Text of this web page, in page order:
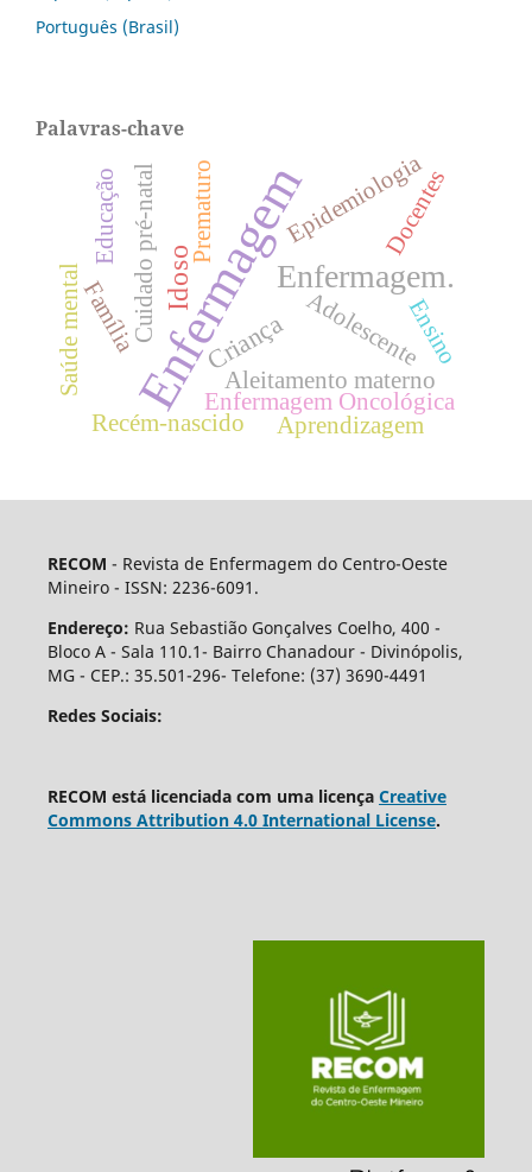
Português (Brasil)
Palavras-chave
EnfermagemEnfermagem.
Idoso
Criança
Cuidado pré-natal Adolescente
Família
Aleitamento materno
Ensino
Epidemiologia
Recém-nascido
Saúde mental
Docentes
Enfermagem Oncológica
Prematuro
Aprendizagem
Educação
RECOM - Revista de Enfermagem do Centro-Oeste
Mineiro - ISSN: 2236-6091.
Endereço: Rua Sebastião Gonçalves Coelho, 400 -
Bloco A - Sala 110.1- Bairro Chanadour - Divinópolis,
MG - CEP.: 35.501-296- Telefone: (37) 3690-4491
Redes Sociais:
RECOM está licenciada com uma licença Creative
Commons Attribution 4.0 International License.